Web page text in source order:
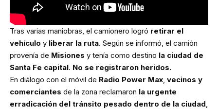
Tras varias maniobras, el camionero logró retirar el
vehículo y liberar la ruta. Según se informó, el camión
provenía de Misiones y tenía como destino la ciudad de
Santa Fe capital. No se registraron heridos.
En diálogo con el móvil de Radio Power Max vecinos y
comerciantes de la zona reclamaron la urgente
erradicación del tránsito pesado dentro de la ciudad